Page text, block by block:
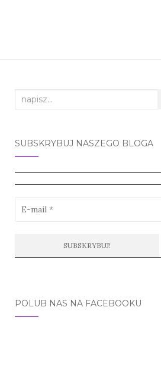
Search
SUBSKRYBUJ NASZEGO BLOGA
POLUB NAS NA FACEBOOKU